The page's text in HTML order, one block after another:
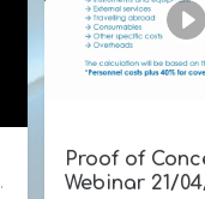
Proof of
Webinar 21/